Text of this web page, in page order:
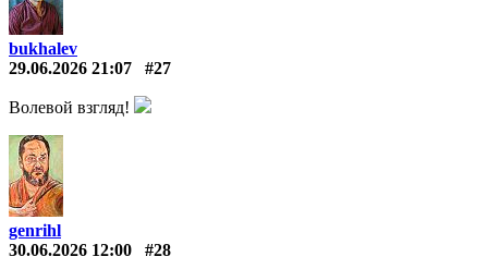
bukhalev
29.06.2026 21:07
#27
Волевой взгляд!
genrihl
30.06.2026 12:00
#28